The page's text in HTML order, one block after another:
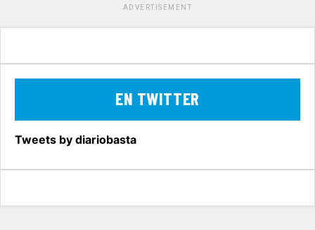
ADVERTISEMENT
EN TWITTER
Tweets by diariobasta